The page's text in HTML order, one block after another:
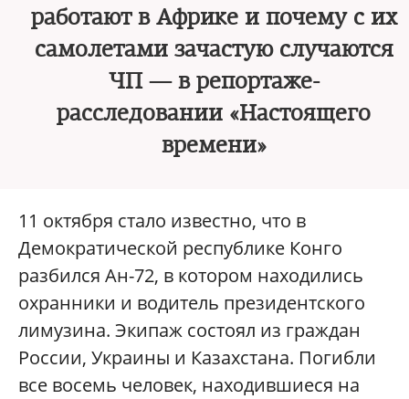
работают в Африке и почему с их
самолетами зачастую случаются
ЧП — в репортаже-
расследовании «Настоящего
времени»
11 октября стало известно, что в
Демократической республике Конго
разбился Ан-72, в котором находились
охранники и водитель президентского
лимузина. Экипаж состоял из граждан
России, Украины и Казахстана. Погибли
все восемь человек, находившиеся на